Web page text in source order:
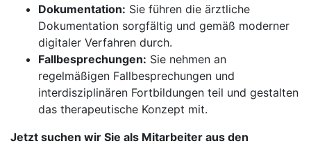
Dokumentation: Sie führen die ärztliche
Dokumentation sorgfältig und gemäß moderner
digitaler Verfahren durch.
Fallbesprechungen: Sie nehmen an
regelmäßigen Fallbesprechungen und
interdisziplinären Fortbildungen teil und gestalten
das therapeutische Konzept mit.
Jetzt suchen wir Sie als Mitarbeiter aus den